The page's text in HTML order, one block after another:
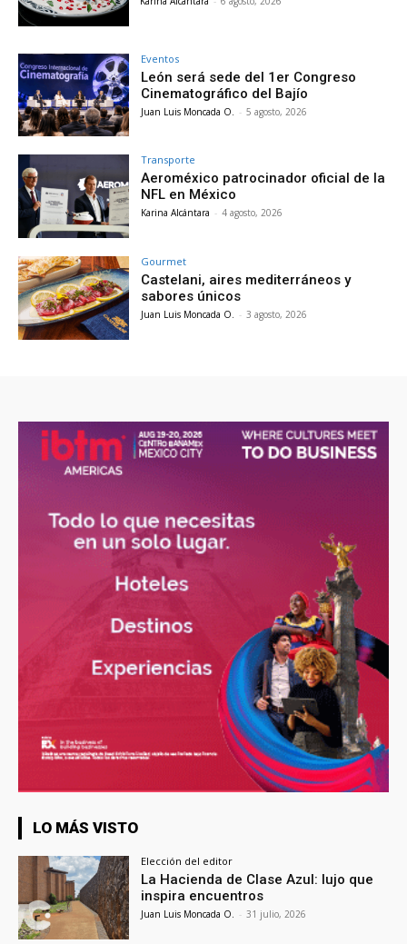
Eventos
León será sede del 1er Congreso
Cinematográfico del Bajío
Juan Luis Moncada O. - 5 agosto, 2026
Transporte
Aeroméxico patrocinador oficial de la
NFL en México
Karina Alcántara - 4 agosto, 2026
Gourmet
Castelani, aires mediterráneos y
sabores únicos
Juan Luis Moncada O. - 3 agosto, 2026
LO MÁS VISTO
Elección del editor
La Hacienda de Clase Azul: lujo que
inspira encuentros
Juan Luis Moncada O. - 31 julio, 2026